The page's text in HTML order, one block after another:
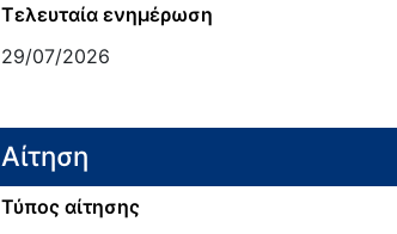
Τελευταία ενημέρωση
29/07/2026
Αίτηση
Τύπος αίτησης